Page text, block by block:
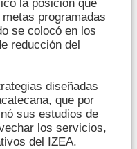
la posición que
programadas
se colocó en los
reducción del
diseñadas
que por
sus estudios de
los servicios,
del IZEA.